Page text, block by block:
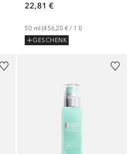
22,81 €
50 ml (456,20 € / 1 l)
GESCHENK
2Größen